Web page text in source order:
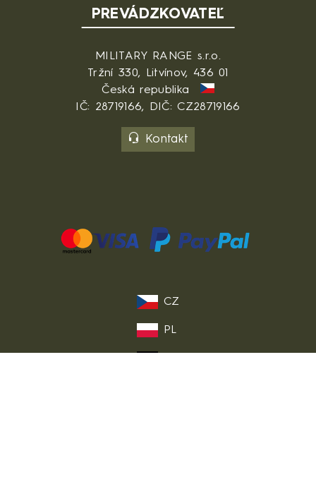
PREVÁDZKOVATEĽ
MILITARY RANGE s.r.o.
Tržní 330, Litvínov, 436 01
Česká republika
IČ: 28719166, DIČ: CZ28719166
Kontakt
CZ
PL